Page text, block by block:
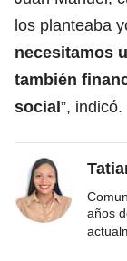
los planteaba
necesitamos
también
social”, indicó.
años